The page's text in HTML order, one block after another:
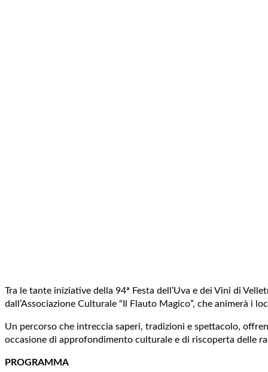
Tra le tante iniziative della 94ª Festa dell’Uva e dei Vini di
dall’Associazione Culturale “Il Flauto Magico”, che animerà i
Un percorso che intreccia saperi, tradizioni e spettacolo,
occasione di approfondimento culturale e di riscoperta delle
PROGRAMMA